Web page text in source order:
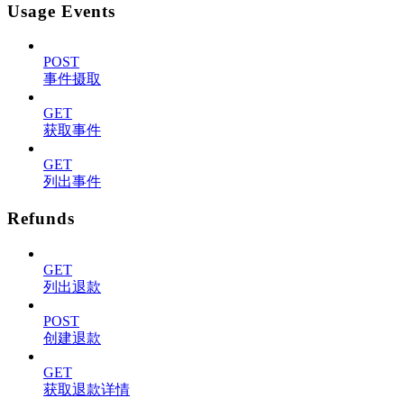
Usage Events
POST
事件摄取
GET
获取事件
GET
列出事件
Refunds
GET
列出退款
POST
创建退款
GET
获取退款详情